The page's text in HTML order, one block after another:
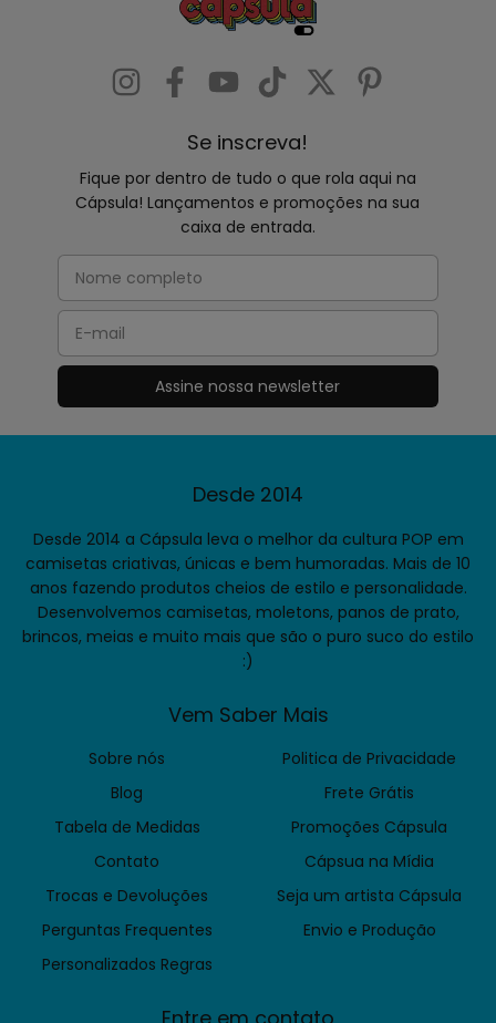
Se inscreva!
Fique por dentro de tudo o que rola aqui na
Cápsula! Lançamentos e promoções na sua
caixa de entrada.
Desde 2014
Desde 2014 a Cápsula leva o melhor da cultura POP em
camisetas criativas, únicas e bem humoradas. Mais de 10
anos fazendo produtos cheios de estilo e personalidade.
Desenvolvemos camisetas, moletons, panos de prato,
brincos, meias e muito mais que são o puro suco do estilo
:)
Vem Saber Mais
Sobre nós
Blog
Tabela de Medidas
Contato
Trocas e Devoluções
Perguntas Frequentes
Personalizados Regras
Politica de Privacidade
Frete Grátis
Promoções Cápsula
Cápsua na Mídia
Seja um artista Cápsula
Envio e Produção